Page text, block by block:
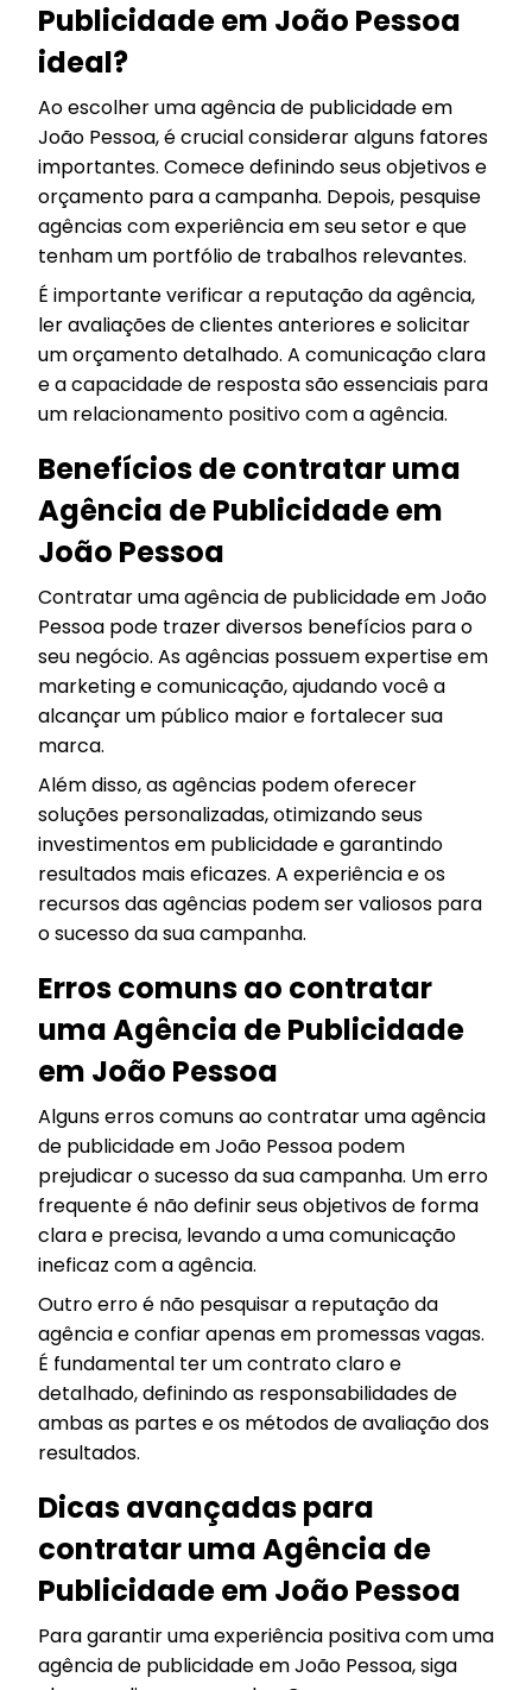
Publicidade em João Pessoa
ideal?
Ao escolher uma agência de publicidade em
João Pessoa, é crucial considerar alguns fatores
importantes. Comece definindo seus objetivos e
orçamento para a campanha. Depois, pesquise
agências com experiência em seu setor e que
tenham um portfólio de trabalhos relevantes.
É importante verificar a reputação da agência,
ler avaliações de clientes anteriores e solicitar
um orçamento detalhado. A comunicação clara
e a capacidade de resposta são essenciais para
um relacionamento positivo com a agência.
Benefícios de contratar uma
Agência de Publicidade em
João Pessoa
Contratar uma agência de publicidade em João
Pessoa pode trazer diversos benefícios para o
seu negócio. As agências possuem expertise em
marketing e comunicação, ajudando você a
alcançar um público maior e fortalecer sua
marca.
Além disso, as agências podem oferecer
soluções personalizadas, otimizando seus
investimentos em publicidade e garantindo
resultados mais eficazes. A experiência e os
recursos das agências podem ser valiosos para
o sucesso da sua campanha.
Erros comuns ao contratar
uma Agência de Publicidade
em João Pessoa
Alguns erros comuns ao contratar uma agência
de publicidade em João Pessoa podem
prejudicar o sucesso da sua campanha. Um erro
frequente é não definir seus objetivos de forma
clara e precisa, levando a uma comunicação
ineficaz com a agência.
Outro erro é não pesquisar a reputação da
agência e confiar apenas em promessas vagas.
É fundamental ter um contrato claro e
detalhado, definindo as responsabilidades de
ambas as partes e os métodos de avaliação dos
resultados.
Dicas avançadas para
contratar uma Agência de
Publicidade em João Pessoa
Para garantir uma experiência positiva com uma
agência de publicidade em João Pessoa, siga